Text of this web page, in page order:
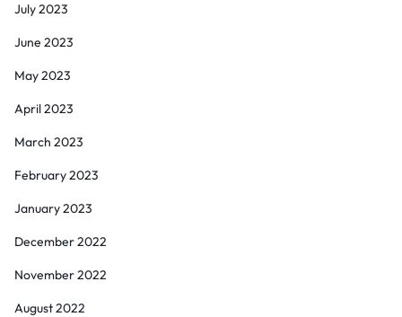
July 2023
June 2023
May 2023
April 2023
March 2023
February 2023
January 2023
December 2022
November 2022
August 2022